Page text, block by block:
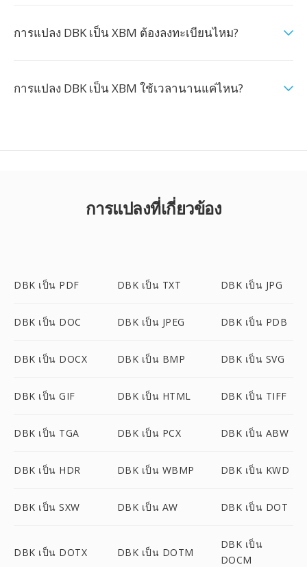
การแปลง DBK เป็น XBM ต้องลงทะเบียนไหม?
การแปลง DBK เป็น XBM ใช้เวลานานแค่ไหน?
การแปลงที่เกี่ยวข้อง
DBK เป็น PDF DBK เป็น TXT DBK เป็น JPG
DBK เป็น DOC DBK เป็น JPEG DBK เป็น PDB
DBK เป็น DOCX DBK เป็น BMP DBK เป็น SVG
DBK เป็น GIF DBK เป็น HTML DBK เป็น TIFF
DBK เป็น TGA DBK เป็น PCX DBK เป็น ABW
DBK เป็น HDR DBK เป็น WBMP DBK เป็น KWD
DBK เป็น SXW DBK เป็น AW DBK เป็น DOT
DBK เป็น DOTX DBK เป็น DOTM
DBK เป็น
DOCM